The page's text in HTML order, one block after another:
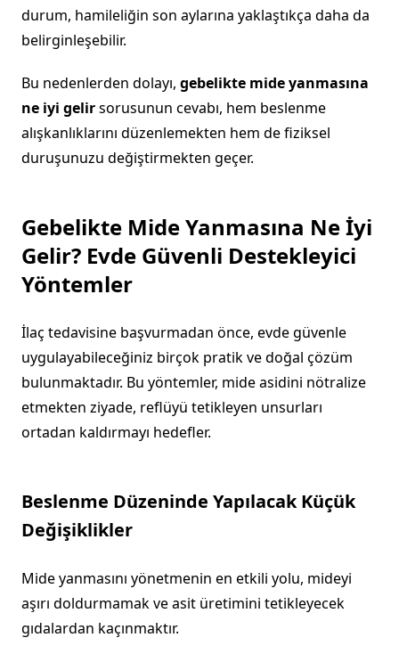
durum, hamileliğin son aylarına yaklaştıkça daha da
belirginleşebilir.
Bu nedenlerden dolayı, gebelikte mide yanmasına
ne iyi gelirsorusunun cevabı, hem beslenme
alışkanlıklarını düzenlemekten hem de fiziksel
duruşunuzu değiştirmekten geçer.
Gebelikte Mide Yanmasına Ne İyi
Gelir? Evde Güvenli Destekleyici
Yöntemler
İlaç tedavisine başvurmadan önce, evde güvenle
uygulayabileceğiniz birçok pratik ve doğal çözüm
bulunmaktadır. Bu yöntemler, mide asidini nötralize
etmekten ziyade, reflüyü tetikleyen unsurları
ortadan kaldırmayı hedefler.
Beslenme Düzeninde Yapılacak Küçük
Değişiklikler
Mide yanmasını yönetmenin en etkili yolu, mideyi
aşırı doldurmamak ve asit üretimini tetikleyecek
gıdalardan kaçınmaktır.